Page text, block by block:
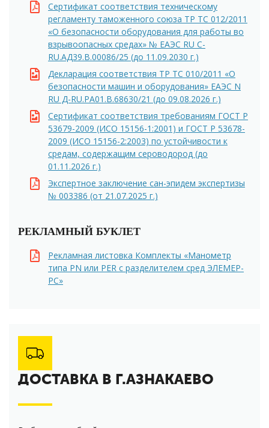
Сертификат соответствия техническому
регламенту таможенного союза ТР ТС 012/2011
«О безопасности оборудования для работы во
взрывоопасных средах» № ЕАЭС RU C-
RU.АД39.В.00086/25 (до 11.09.2030 г.)
Декларация соответствия ТР ТС 010/2011 «О
безопасности машин и оборудования» ЕАЭС N
RU Д-RU.PA01.B.68630/21 (до 09.08.2026 г.)
Сертификат соответствия требованиям ГОСТ Р
53679-2009 (ИСО 15156-1:2001) и ГОСТ Р 53678-
2009 (ИСО 15156-2:2003) по устойчивости к
средам, содержащим сероводород (до
01.11.2026 г.)
Экспертное заключение сан-эпидем экспертизы
№ 003386 (от 21.07.2025 г.)
РЕКЛАМНЫЙ БУКЛЕТ
Рекламная листовка Комплекты «Манометр
типа PN или PER с разделителем сред ЭЛЕМЕР-
РС»
ДОСТАВКА В Г.АЗНАКАЕВО